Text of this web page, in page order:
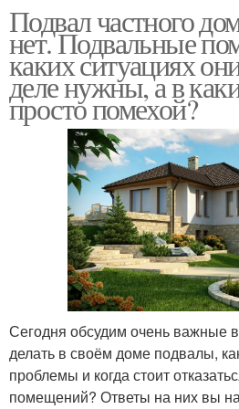
Подвал частного
нет. Подвальные
каких ситуациях
деле нужны, а в
просто помехой?
Сегодня обсудим очень важные
делать в своём доме подвалы,
проблемы и когда стоит
помещений? Ответы на них вы